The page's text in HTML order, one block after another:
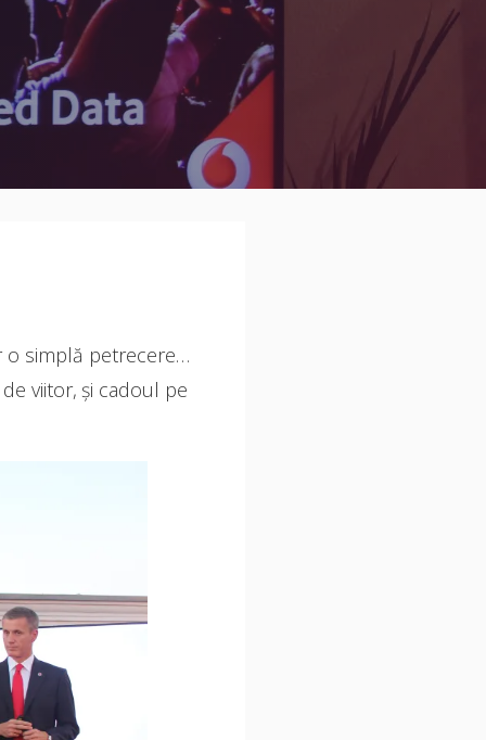
o simplă petrecere…
viitor, și cadoul pe